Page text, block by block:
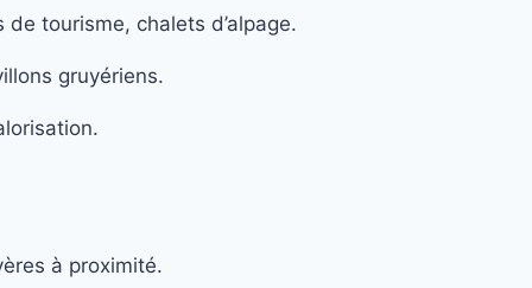
tourisme, chalets d’alpage.
gruyériens.
à proximité.